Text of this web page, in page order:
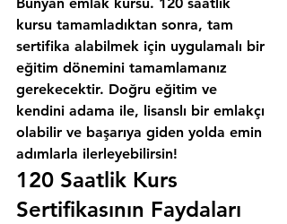
kursu tamamladıktan sonra, tam
sertifika alabilmek için uygulamalı bir
eğitim dönemini tamamlamanız
gerekecektir. Doğru eğitim ve
kendini adama ile, lisanslı bir emlakçı
olabilir ve başarıya giden yolda emin
adımlarla ilerleyebilirsin!
120 Saatlik Kurs
Sertifikasının Faydaları